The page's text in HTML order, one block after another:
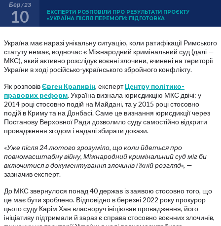
Бер / 23
10
ЕКСПЕРТИ РОЗПОВІЛИ ПРО РЕЗУЛЬТАТИ ПРОЄКТУ
«УКРАЇНА ПІСЛЯ ПЕРЕМОГИ: ПІДГОТОВКА
Україна має наразі унікальну ситуацію, коли ратифікації Римського
статуту немає, водночас є Міжнародний кримінальний суд (далі —
МКС), який активно розслідує воєнні злочини, вчинені на території
України в ході російсько-українського збройного конфлікту.
Як розповівЄвген Крапивін, експертЦентру політико-
правових реформ, Україна визнала юрисдикцію МКС двічі: у
2014 році стосовно подій на Майдані, та у 2015 році стосовно
подій в Криму та на Донбасі. Саме це визнання юрисдикції через
Постанову Верховної Ради дозволило суду самостійно відкрити
провадження згодом і надалі збирати докази.
«Уже після 24 лютого зрозуміло, що коли йдеться про
повномасштабну війну, Міжнародний кримінальний суд міг би
включитися в документування злочинів і їхній розгляд», —
зазначив експерт.
До МКС звернулося понад 40 держав із заявою стосовно того, що
це має бути зроблено. Відповідно в березні 2022 року прокурор
цього суду Карім Хан власноруч ініціював провадження, його
ініціативу підтримали й зараз є справа стосовно воєнних злочинів,